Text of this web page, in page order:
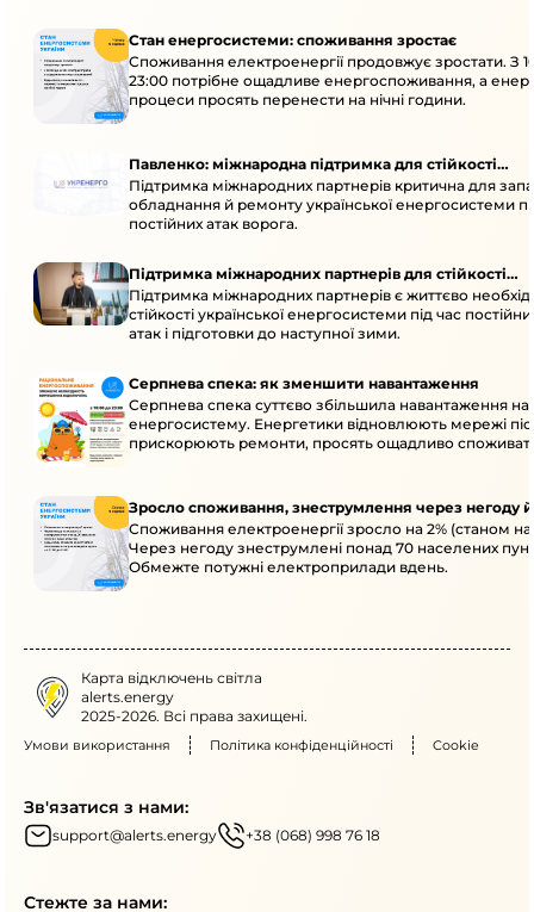
Стан енергосистеми: споживання зростає
Споживання електроенергії продовжує зростати. З
23:00 потрібне ощадливе енергоспоживання, а
процеси просять перенести на нічні години.
Павленко: міжнародна підтримка для стійкості
енергосистеми
Підтримка міжнародних партнерів критична для
обладнання й ремонту української енергосистеми
постійних атак ворога.
Підтримка міжнародних партнерів для стійкості
енергосистеми
Підтримка міжнародних партнерів є життєво
стійкості української енергосистеми під час
атак і підготовки до наступної зими.
Серпнева спека: як зменшити навантаження
Серпнева спека суттєво збільшила навантаження на
енергосистему. Енергетики відновлюють мережі
прискорюють ремонти, просять ощадливо
Зросло споживання, знеструмлення через негоду
Споживання електроенергії зросло на 2% (станом на
Через негоду знеструмлені понад 70 населених
Обмежте потужні електроприлади вдень.
Карта відключень світла
alerts.energy
2025-2026. Всі права захищені.
Умови використання Політика конфіденційності Cookie
Зв'язатися з нами:
support@alerts.energy +38 (068) 998 76 18
Стежте за нами: